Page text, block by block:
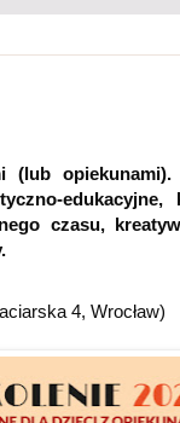
(lub
czasu,
4, Wrocław)